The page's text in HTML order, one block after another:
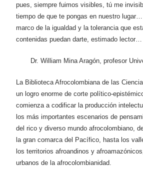
Periodismo
Política y gobierno
Posconflicto
Psicología
Violencia
pues, siempre fuimos visibles, tú me
tiempo de que te pongas en nuestro
marco de la igualdad y la tolerancia que
contenidas puedan darte, estimado lector…
Dr. William Mina Aragón, profesor
La Biblioteca Afrocolombiana de las
un logro enorme de corte político-
comienza a codificar la producción
los más importantes escenarios de
del rico y diverso mundo afrocolombiano,
la gran comarca del Pacífico, hasta los
los territorios afroandinos y
urbanos de la afrocolombianidad.